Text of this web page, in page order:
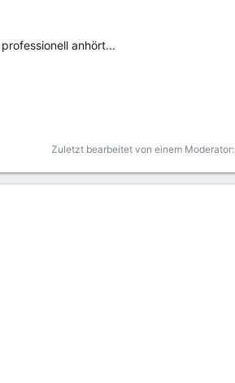
anhört...
Zuletzt bearbeitet von einem Moderator: